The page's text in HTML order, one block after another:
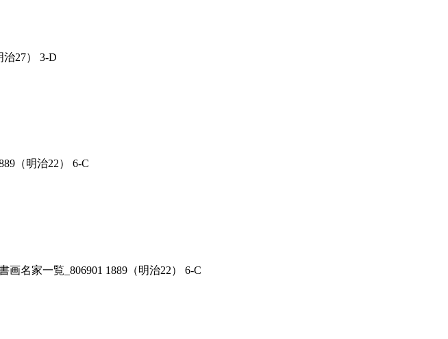
治27） 3-D
（明治22） 6-C
名家一覧_806901 1889（明治22） 6-C